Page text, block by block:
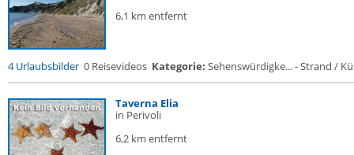
6,1 km entfernt
4 Urlaubsbilder 0 Reisevideos Kategorie: Sehenswürdigke... - Strand /
Taverna Elia
in Perivoli
6,2 km entfernt